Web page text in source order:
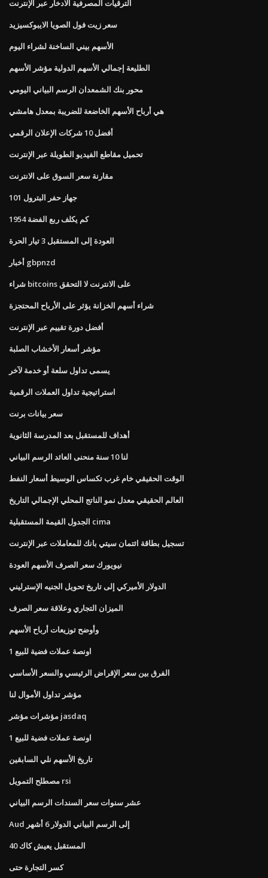
الترقيات المصرفية الادخار عبر الإنترنت
سعر زيت فول الصويا الايبوكسيزيد
الأسهم بيني الساخنة لشراء اليوم
الطليعة إجمالي الأسهم الدولية مؤشر الأسهم
محور بنك الشمعدان الرسم البياني اليومي
هي أرباح الأسهم الخاضعة للضريبة بمعدل هامشي
أفضل 10 شركات الإعلان الرقمي
تحميل مقاطع الفيديو الطويلة عبر الإنترنت
مقارنة سعر السوق على الانترنت
جهاز حفر البترول 101
كم يكلف ربع الفضة 1954
العودة إلى المستقبل 3 تيار الحرة
أخبار gbpnzd
شراء bitcoins على الانترنت لا التحقق
شراء أسهم الخزانة يؤثر على الأرباح المحتجزة
أفضل دورة تقييم عبر الإنترنت
مؤشر أسعار الأخشاب الصلبة
يسمى تداول سلعة أو خدمة لآخر
استراتيجية تداول العملات الرقمية
سعر بيانات برنت
أهداف للمستقبل بعد المدرسة الثانوية
لنا 10 سنة منحنى العائد الرسم البياني
الوقت الحقيقي خام غرب تكساس الوسيط أسعار النفط
العالم الحقيقي معدل نمو الناتج المحلي الإجمالي التاريخ
الجدول القيمة المستقبلية cima
تسجيل بطاقة ائتمان سيتي بانك للمعاملات عبر الإنترنت
نيويورك سعر الصرف الأسهم العودة
الدولار الأميركي إلى تاريخ تحويل الجنيه الإسترليني
الميزان التجاري وعلاقة سعر الصرف
وأوضح توزيعات أرباح الأسهم
1 اونصة عملات فضية للبيع
الفرق بين سعر الإقراض الرئيسي والسعر الأساسي
مؤشر تداول الأموال لنا
مؤشرات مؤشر jasdaq
1 اونصة عملات فضية للبيع
تاريخ الأسهم نلي السابقين
مصطلح التمويل rsi
عشر سنوات سعر السندات الرسم البياني
Aud إلى الرسم البياني الدولار 6 أشهر
المستقبل يعيش كاك 40
كسر التجارة حتى